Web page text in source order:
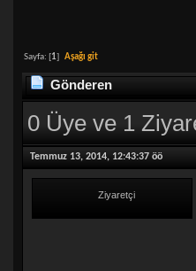
Sayfa: [1] Aşağı git
Gönderen
0 Üye ve 1
Temmuz 13, 2014, 12:43:37 öö
Ziyaretçi